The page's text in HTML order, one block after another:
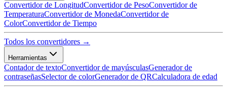
Convertidor de LongitudConvertidor de PesoConvertidor de
TemperaturaConvertidor de MonedaConvertidor de
ColorConvertidor de Tiempo
Todos los convertidores →
Herramientas
Contador de textoConvertidor de mayúsculasGenerador de
contraseñasSelector de colorGenerador de QRCalculadora de edad